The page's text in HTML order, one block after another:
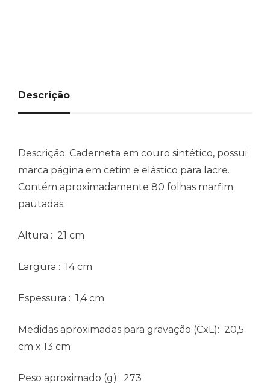
Descrição
Descrição: Caderneta em couro sintético, possui
marca página em cetim e elástico para lacre.
Contém aproximadamente 80 folhas marfim
pautadas.
Altura : 21 cm
Largura : 14 cm
Espessura : 1,4 cm
Medidas aproximadas para gravação (CxL): 20,5
cm x 13 cm
Peso aproximado (g): 273